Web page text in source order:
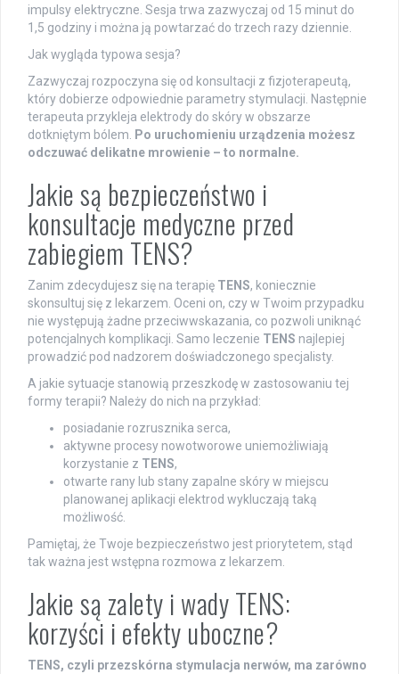
impulsy elektryczne. Sesja trwa zazwyczaj od 15 minut do
1,5 godziny i można ją powtarzać do trzech razy dziennie.
Jak wygląda typowa sesja?
Zazwyczaj rozpoczyna się od konsultacji z fizjoterapeutą,
który dobierze odpowiednie parametry stymulacji. Następnie
terapeuta przykleja elektrody do skóry w obszarze
dotkniętym bólem. Po uruchomieniu urządzenia możesz
odczuwać delikatne mrowienie – to normalne.
Jakie są bezpieczeństwo i
konsultacje medyczne przed
zabiegiem TENS?
Zanim zdecydujesz się na terapię TENS, koniecznie
skonsultuj się z lekarzem. Oceni on, czy w Twoim przypadku
nie występują żadne przeciwwskazania, co pozwoli uniknąć
potencjalnych komplikacji. Samo leczenie TENS najlepiej
prowadzić pod nadzorem doświadczonego specjalisty.
A jakie sytuacje stanowią przeszkodę w zastosowaniu tej
formy terapii? Należy do nich na przykład:
posiadanie rozrusznika serca,
aktywne procesy nowotworowe uniemożliwiają
korzystanie z TENS,
otwarte rany lub stany zapalne skóry w miejscu
planowanej aplikacji elektrod wykluczają taką
możliwość.
Pamiętaj, że Twoje bezpieczeństwo jest priorytetem, stąd
tak ważna jest wstępna rozmowa z lekarzem.
Jakie są zalety i wady TENS:
korzyści i efekty uboczne?
TENS, czyli przezskórna stymulacja nerwów, ma zarówno